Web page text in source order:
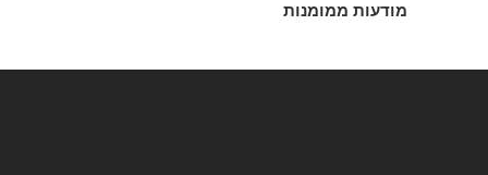
מודעות ממומנות